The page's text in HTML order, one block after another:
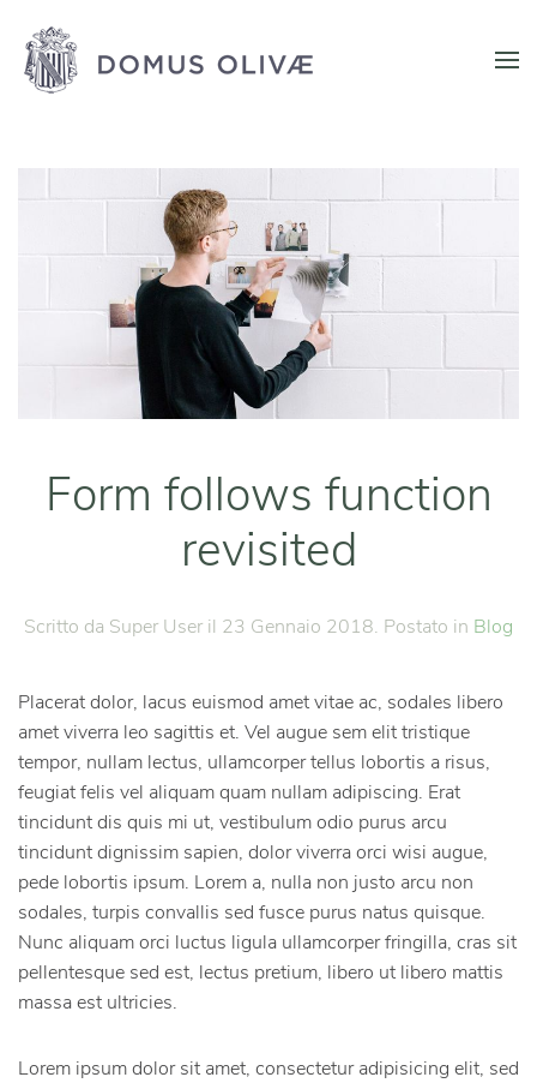
Form follows function
revisited
Scritto da Super User il 23 Gennaio 2018. Postato in Blog
Placerat dolor, lacus euismod amet vitae ac, sodales libero
amet viverra leo sagittis et. Vel augue sem elit tristique
tempor, nullam lectus, ullamcorper tellus lobortis a risus,
feugiat felis vel aliquam quam nullam adipiscing. Erat
tincidunt dis quis mi ut, vestibulum odio purus arcu
tincidunt dignissim sapien, dolor viverra orci wisi augue,
pede lobortis ipsum. Lorem a, nulla non justo arcu non
sodales, turpis convallis sed fusce purus natus quisque.
Nunc aliquam orci luctus ligula ullamcorper fringilla, cras sit
pellentesque sed est, lectus pretium, libero ut libero mattis
massa est ultricies.
Lorem ipsum dolor sit amet, consectetur adipisicing elit, sed